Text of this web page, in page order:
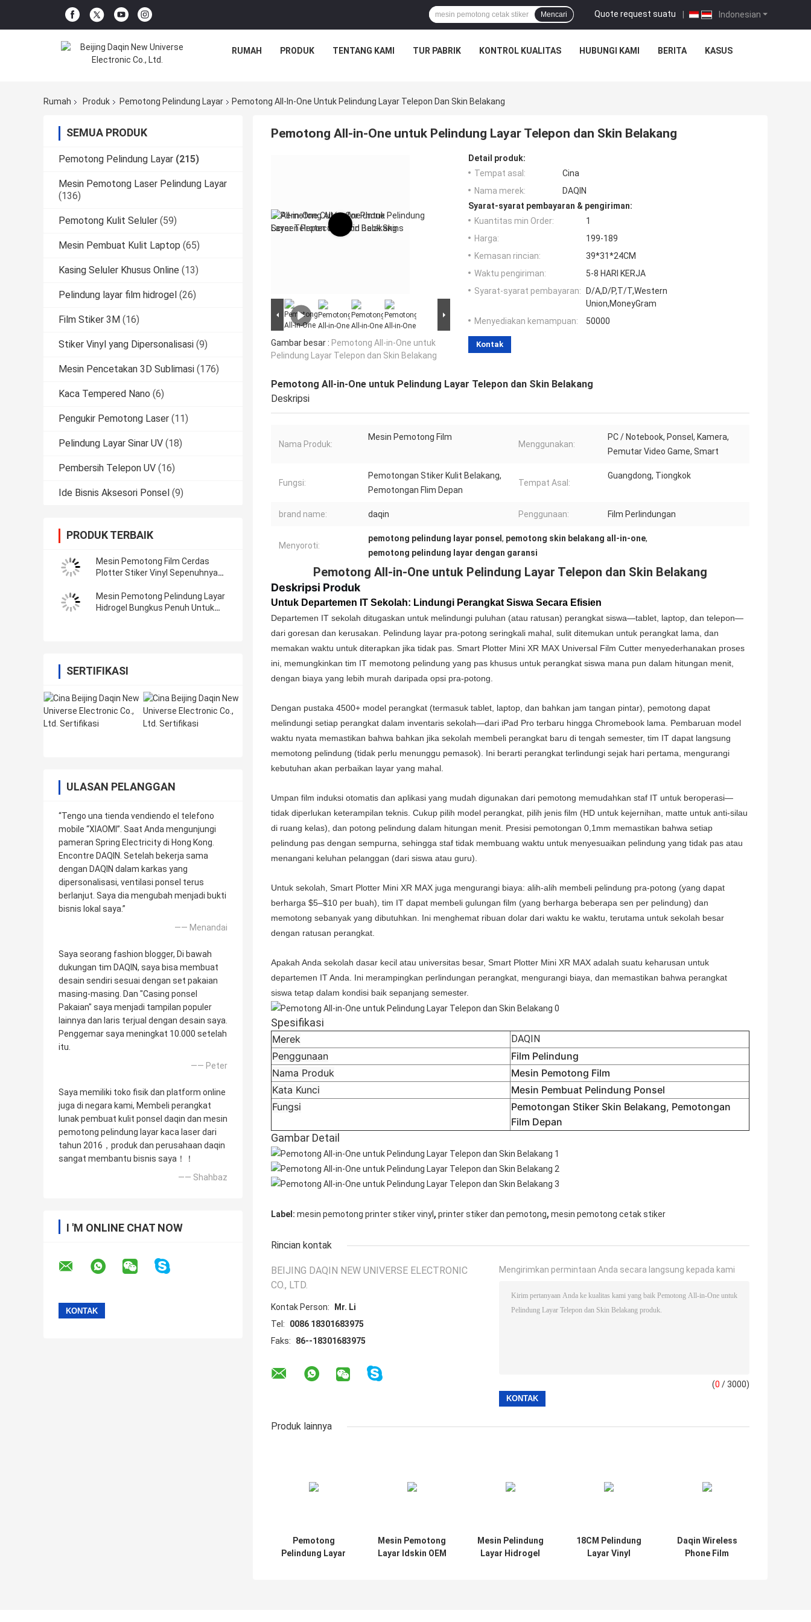
Indonesian
Quote request suatu |
Mencari
RUMAH PRODUK TENTANG KAMI TUR PABRIK KONTROL KUALITAS HUBUNGI KAMI BERITA KASUS
Rumah Produk Pemotong Pelindung Layar Pemotong All-In-One Untuk Pelindung Layar Telepon Dan Skin Belakang
SEMUA PRODUK
Pemotong Pelindung Layar (215)
Mesin Pemotong Laser Pelindung Layar
(136)
Pemotong Kulit Seluler (59)
Mesin Pembuat Kulit Laptop (65)
Kasing Seluler Khusus Online (13)
Pelindung layar film hidrogel (26)
Film Stiker 3M (16)
Stiker Vinyl yang Dipersonalisasi (9)
Mesin Pencetakan 3D Sublimasi (176)
Kaca Tempered Nano (6)
Pengukir Pemotong Laser (11)
Pelindung Layar Sinar UV (18)
Pembersih Telepon UV (16)
Ide Bisnis Aksesori Ponsel (9)
PRODUK TERBAIK
Mesin Pemotong Film Cerdas
Plotter Stiker Vinyl Sepenuhnya
Mesin Pemotong Pelindung Layar
Hidrogel Bungkus Penuh Untuk
SERTIFIKASI
ULASAN PELANGGAN
“Tengo una tienda vendiendo el telefono
mobile “XIAOMI”. Saat Anda mengunjungi
pameran Spring Electricity di Hong Kong.
Encontre DAQIN. Setelah bekerja sama
dengan DAQIN dalam karkas yang
dipersonalisasi, ventilasi ponsel terus
berlanjut. Saya dia mengubah menjadi bukti
bisnis lokal saya.”
—— Menandai
Saya seorang fashion blogger, Di bawah
dukungan tim DAQIN, saya bisa membuat
desain sendiri sesuai dengan set pakaian
masing-masing. Dan "Casing ponsel
Pakaian" saya menjadi tampilan populer
lainnya dan laris terjual dengan desain saya.
Penggemar saya meningkat 10.000 setelah
itu.
—— Peter
Saya memiliki toko fisik dan platform online
juga di negara kami, Membeli perangkat
lunak pembuat kulit ponsel daqin dan mesin
pemotong pelindung layar kaca laser dari
tahun 2016，produk dan perusahaan daqin
sangat membantu bisnis saya！！
—— Shahbaz
I 'M ONLINE CHAT NOW
Pemotong All-in-One untuk Pelindung Layar Telepon dan Skin Belakang
Gambar besar : Pemotong All-in-One untuk
Pelindung Layar Telepon dan Skin Belakang
Detail produk:
Tempat asal:
Cina
Nama merek:
DAQIN
Syarat-syarat pembayaran & pengiriman:
Kuantitas min Order:
1
Harga:
199-189
Kemasan rincian:
39*31*24CM
Waktu pengiriman:
5-8 HARI KERJA
Syarat-syarat pembayaran:
D/A,D/P,T/T,Western
Union,MoneyGram
Menyediakan kemampuan:
50000
Kontak
Pemotong All-in-One untuk Pelindung Layar Telepon dan Skin Belakang
Deskripsi
Nama Produk:
Mesin Pemotong Film
Menggunakan:
PC / Notebook, Ponsel, Kamera,
Pemutar Video Game, Smart
Fungsi:
Pemotongan Stiker Kulit Belakang,
Pemotongan Flim Depan
Tempat Asal:
Guangdong, Tiongkok
brand name: daqin Penggunaan: Film Perlindungan
Menyoroti:
pemotong pelindung layar ponsel , pemotong skin belakang all-in-one,
pemotong pelindung layar dengan garansi
Pemotong All-in-One untuk Pelindung Layar Telepon dan Skin Belakang
Deskripsi Produk
Untuk Departemen IT Sekolah: Lindungi Perangkat Siswa Secara Efisien
Departemen IT sekolah ditugaskan untuk melindungi puluhan (atau ratusan) perangkat siswa—tablet, laptop, dan telepon—
dari goresan dan kerusakan. Pelindung layar pra-potong seringkali mahal, sulit ditemukan untuk perangkat lama, dan
memakan waktu untuk diterapkan jika tidak pas. Smart Plotter Mini XR MAX Universal Film Cutter menyederhanakan proses
ini, memungkinkan tim IT memotong pelindung yang pas khusus untuk perangkat siswa mana pun dalam hitungan menit,
dengan biaya yang lebih murah daripada opsi pra-potong.
Dengan pustaka 4500+ model perangkat (termasuk tablet, laptop, dan bahkan jam tangan pintar), pemotong dapat
melindungi setiap perangkat dalam inventaris sekolah—dari iPad Pro terbaru hingga Chromebook lama. Pembaruan model
waktu nyata memastikan bahwa bahkan jika sekolah membeli perangkat baru di tengah semester, tim IT dapat langsung
memotong pelindung (tidak perlu menunggu pemasok). Ini berarti perangkat terlindungi sejak hari pertama, mengurangi
kebutuhan akan perbaikan layar yang mahal.
Umpan film induksi otomatis dan aplikasi yang mudah digunakan dari pemotong memudahkan staf IT untuk beroperasi—
tidak diperlukan keterampilan teknis. Cukup pilih model perangkat, pilih jenis film (HD untuk kejernihan, matte untuk anti-silau
di ruang kelas), dan potong pelindung dalam hitungan menit. Presisi pemotongan 0,1mm memastikan bahwa setiap
pelindung pas dengan sempurna, sehingga staf tidak membuang waktu untuk menyesuaikan pelindung yang tidak pas atau
menangani keluhan pelanggan (dari siswa atau guru).
Untuk sekolah, Smart Plotter Mini XR MAX juga mengurangi biaya: alih-alih membeli pelindung pra-potong (yang dapat
berharga $5–$10 per buah), tim IT dapat membeli gulungan film (yang berharga beberapa sen per pelindung) dan
memotong sebanyak yang dibutuhkan. Ini menghemat ribuan dolar dari waktu ke waktu, terutama untuk sekolah besar
dengan ratusan perangkat.
Apakah Anda sekolah dasar kecil atau universitas besar, Smart Plotter Mini XR MAX adalah suatu keharusan untuk
departemen IT Anda. Ini merampingkan perlindungan perangkat, mengurangi biaya, dan memastikan bahwa perangkat
siswa tetap dalam kondisi baik sepanjang semester.
Spesifikasi
Merek DAQIN
Penggunaan
Film Pelindung
Nama Produk
Mesin Pemotong Film
Kata Kunci
Mesin Pembuat Pelindung Ponsel
Fungsi
Pemotongan Stiker Skin Belakang, Pemotongan
Film Depan
Gambar Detail
Label: mesin pemotong printer stiker vinyl , printer stiker dan pemotong, mesin pemotong cetak stiker
Rincian kontak
BEIJING DAQIN NEW UNIVERSE ELECTRONIC
CO., LTD.
Kontak Person:
Mr. Li
Tel:
0086 18301683975
Faks:
86--18301683975
Mengirimkan permintaan Anda secara langsung kepada kami
(0 / 3000)
Produk lainnya
Pemotong
Pelindung Layar
Mesin Pemotong
Layar Idskin OEM
Mesin Pelindung
Layar Hidrogel
18CM Pelindung
Layar Vinyl
Daqin Wireless
Phone Film